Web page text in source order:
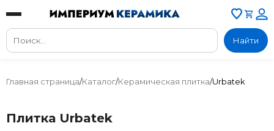
Найти
Главная страница/Каталог/Керамическая плитка/Urbatek
Плитка Urbatek